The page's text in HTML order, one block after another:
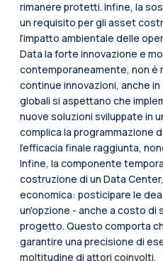
rimanere protetti. Infine, la
un requisito per gli asset
l’impatto ambientale delle
Data la forte innovazione e
contemporaneamente, non è
continue innovazioni, anche
globali si aspettano che
nuove soluzioni sviluppate in
complica la programmazione
l'efficacia finale raggiunta,
Infine, la componente
costruzione di un Data
economica: posticipare le
un'opzione - anche a costo
progetto. Questo comporta
garantire una precisione di
moltitudine di attori coinvolti.